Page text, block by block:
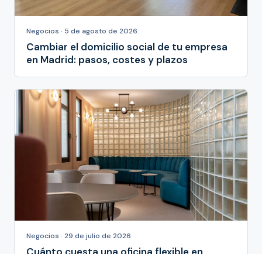
Negocios · 5 de agosto de 2026
Cambiar el domicilio social de tu empresa
en Madrid: pasos, costes y plazos
Negocios · 29 de julio de 2026